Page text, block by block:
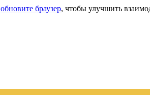
обновите браузер, чтобы улучшить